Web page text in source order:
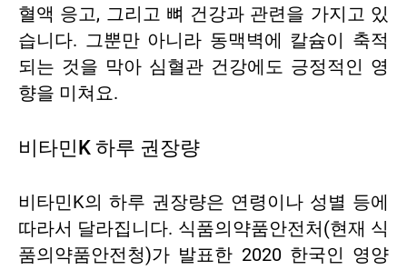
혈액 응고, 그리고 뼈 건강과 관련을 가지고 있
습니다. 그뿐만 아니라 동맥벽에 칼슘이 축적
되는 것을 막아 심혈관 건강에도 긍정적인 영
향을 미쳐요.
비타민K 하루 권장량
비타민K의 하루 권장량은 연령이나 성별 등에
따라서 달라집니다. 식품의약품안전처(현재 식
품의약품안전청)가 발표한 2020 한국인 영양